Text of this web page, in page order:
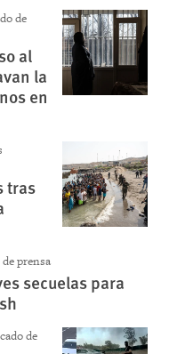
de
al
la
en
tras
prensa
secuelas para
de